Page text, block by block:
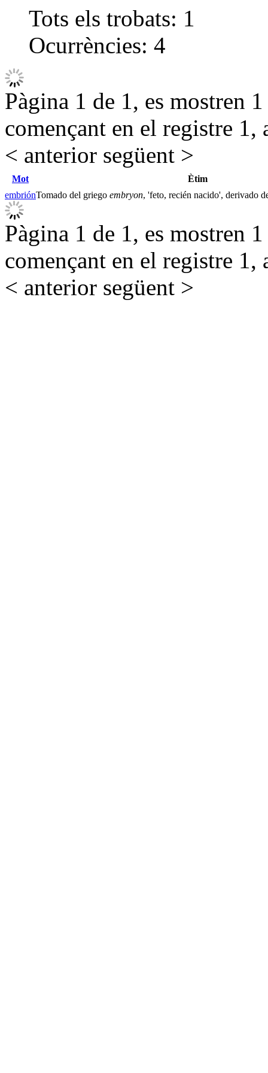
Tots els trobats: 1
Ocurrències: 4
Pàgina 1 de 1, es mostren
començant en el registre 1,
< anterior següent >
Mot
Ètim
embriónTomado del griego embryon, 'feto, recién nacido', derivado
Pàgina 1 de 1, es mostren
començant en el registre 1,
< anterior següent >